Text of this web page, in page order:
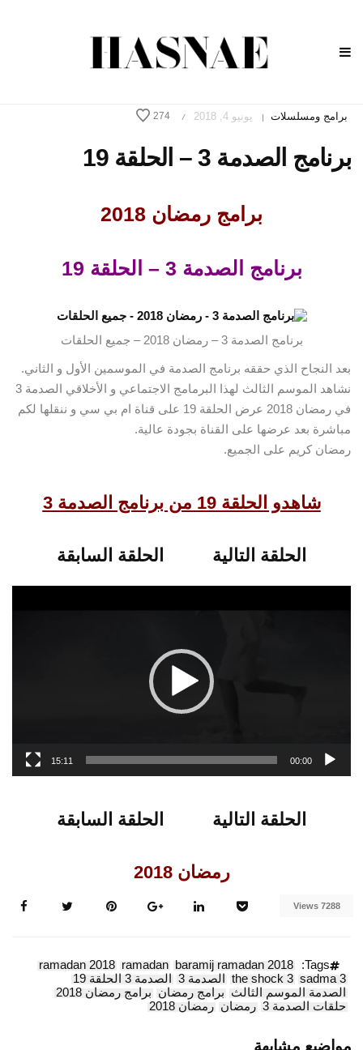
برامج ومسلسلات | يونيو 4, 2018 /
274
برنامج الصدمة 3 – الحلقة 19
برامج رمضان 2018
برنامج الصدمة 3 – الحلقة 19
برنامج الصدمة 3 – رمضان 2018 – جميع الحلقات
بعد النجاح الذي حققه برنامج الصدمة في الموسمين الأول و الثاني.
نشاهد الموسم الثالث لهذا البرمامج الاجتماعي و الأخلاقي الصدمة 3
في رمضان 2018 عرض الحلقة 19 على قناة ام بي سي و ننقلها لكم
مباشرة بعد عرضها على القناة بجودة عالية.
رمضان كريم على الجميع.
شاهدو الحلقة 19 من برنامج الصدمة 3
الحلقة التالية الحلقة السابقة
الفيديو
00:00
15:11
الحلقة التالية الحلقة السابقة
رمضان 2018
7288 Views
Tags:
baramij ramadan 2018
ramadan
ramadan 2018
sadma 3
the shock 3 الصدمة 3
الصدمة 3 الحلقة 19
الصدمة الموسم الثالث برامج رمضان برامج رمضان 2018
حلقات الصدمة 3
رمضان رمضان 2018
مواضيع مشابهة